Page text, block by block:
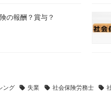
の報酬？賞与？
ング 失業 社会保険労務士